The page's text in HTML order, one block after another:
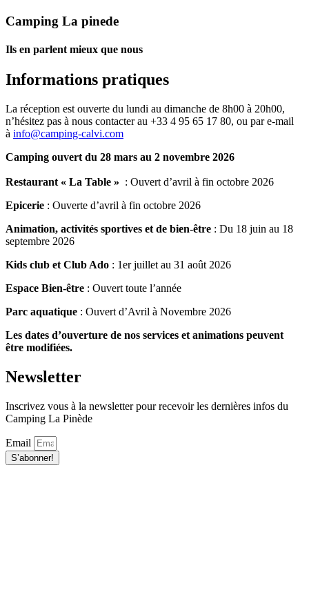
Camping La pinede
Ils en parlent mieux que nous
Informations pratiques
La réception est ouverte du lundi au dimanche de 8h00 à 20h00,
n’hésitez pas à nous contacter au +33 4 95 65 17 80, ou par e-mail
à info@camping-calvi.com
Camping ouvert du 28 mars au 2 novembre 2026
Restaurant « La Table » : Ouvert d’avril à fin octobre 2026
Epicerie : Ouverte d’avril à fin octobre 2026
Animation, activités sportives et de bien-être : Du 18 juin au 18
septembre 2026
Kids club et Club Ado : 1er juillet au 31 août 2026
Espace Bien-être : Ouvert toute l’année
Parc aquatique : Ouvert d’Avril à Novembre 2026
Les dates d’ouverture de nos services et animations peuvent
être modifiées.
Newsletter
Inscrivez vous à la newsletterpour recevoir les dernières infos du
Camping La Pinède
Email
S’abonner!